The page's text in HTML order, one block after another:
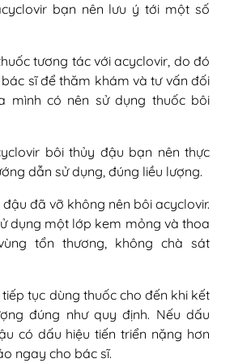
bạn nên lưu ý tới một số
tương tác với acyclovir, do đó
sĩ để thăm khám và tư vấn đối
mình có nên sử dụng thuốc bôi
bôi thủy đậu bạn nên thực
dẫn sử dụng, đúng liều lượng.
đậu đã vỡ không nên bôi acyclovir.
dụng một lớp kem mỏng và thoa
tổn thương, không chà sát
tục dùng thuốc cho đến khi kết
đúng như quy định. Nếu dấu
có dấu hiệu tiến triển nặng hơn
ngay cho bác sĩ.